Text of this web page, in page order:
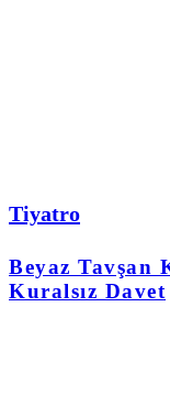
Tiyatro
Beyaz Tavşan
Kuralsız Davet